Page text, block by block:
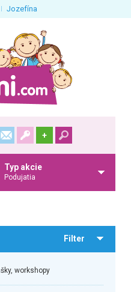
Jozefína
+
Typ akcie
Podujatia
Filter
workshopy